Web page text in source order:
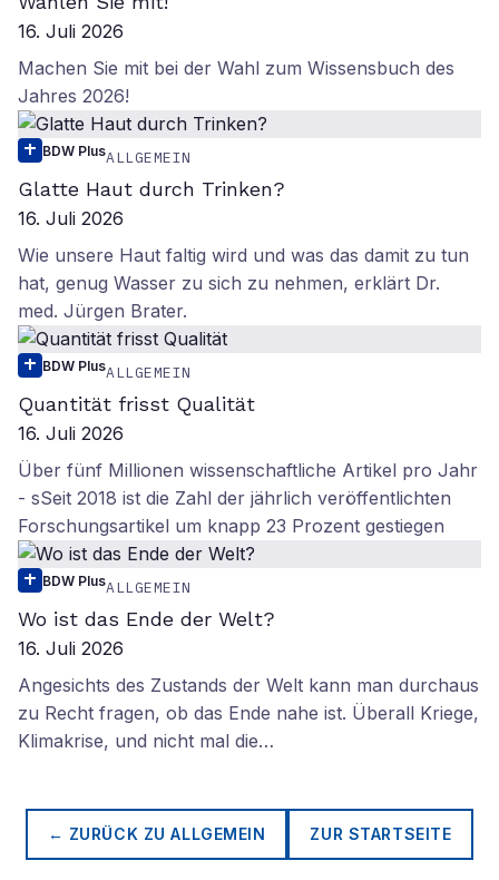
16. Juli 2026
Machen Sie mit bei der Wahl zum Wissensbuch des
Jahres 2026!
BDW PlusALLGEMEIN
Glatte Haut durch Trinken?
16. Juli 2026
Wie unsere Haut faltig wird und was das damit zu tun
hat, genug Wasser zu sich zu nehmen, erklärt Dr.
med. Jürgen Brater.
BDW PlusALLGEMEIN
Quantität frisst Qualität
16. Juli 2026
Über fünf Millionen wissenschaftliche Artikel pro Jahr
- sSeit 2018 ist die Zahl der jährlich veröffentlichten
Forschungsartikel um knapp 23 Prozent gestiegen
BDW PlusALLGEMEIN
Wo ist das Ende der Welt?
16. Juli 2026
Angesichts des Zustands der Welt kann man durchaus
zu Recht fragen, ob das Ende nahe ist. Überall Kriege,
Klimakrise, und nicht mal die…
← ZURÜCK ZUALLGEMEIN ZUR STARTSEITE